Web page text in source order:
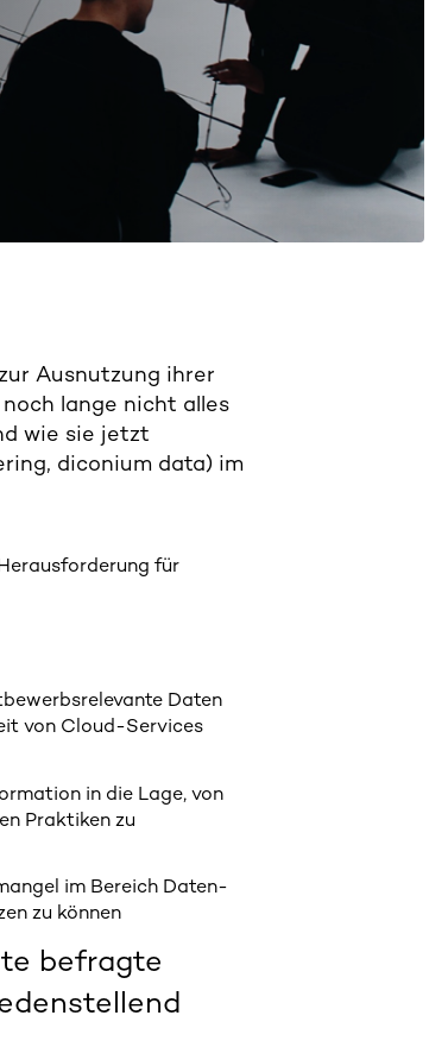
Ausnutzung ihrer
lange nicht alles
wie sie jetzt
diconium data) im
für
Daten
von Cloud-Services
in die Lage, von
Praktiken zu
im Bereich Daten-
zu können
befragte